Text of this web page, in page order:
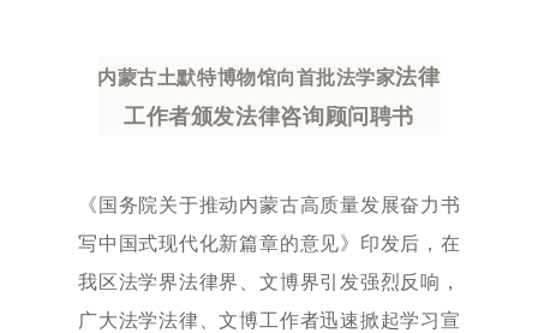
内蒙古土默特博物馆向首批法学家法律
工作者颁发法律咨询顾问聘书
《国务院关于推动内蒙古高质量发展奋力书
写中国式现代化新篇章的意见》印发后，在
我区法学界法律界、文博界引发强烈反响，
广大法学法律、文博工作者迅速掀起学习宣